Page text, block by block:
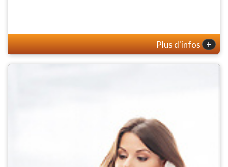
Plus d'infos +